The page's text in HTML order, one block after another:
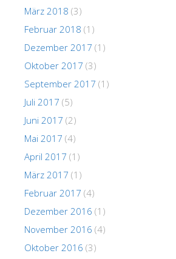
März 2018 (3)
Februar 2018 (1)
Dezember 2017 (1)
Oktober 2017 (3)
September 2017 (1)
Juli 2017 (5)
Juni 2017 (2)
Mai 2017 (4)
April 2017 (1)
März 2017 (1)
Februar 2017 (4)
Dezember 2016 (1)
November 2016 (4)
Oktober 2016 (3)